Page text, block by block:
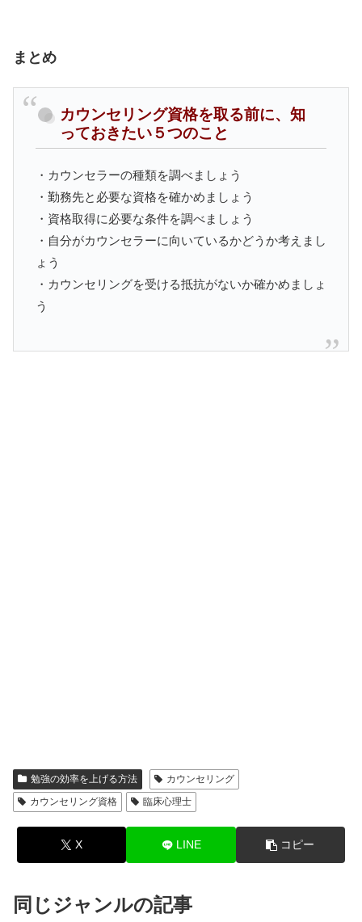
まとめ
カウンセリング資格を取る前に、知
っておきたい５つのこと
・カウンセラーの種類を調べましょう
・勤務先と必要な資格を確かめましょう
・資格取得に必要な条件を調べましょう
・自分がカウンセラーに向いているかどうか考えまし
ょう
・カウンセリングを受ける抵抗がないか確かめましょ
う
勉強の効率を上げる方法
カウンセリング
カウンセリング資格
臨床心理士
X LINE コピー
同じジャンルの記事